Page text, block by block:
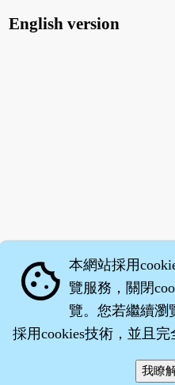
English version
‧沈
cookie 本網站採用
覽服務，關閉
覽。您若繼續瀏
採用cookies技術，並且